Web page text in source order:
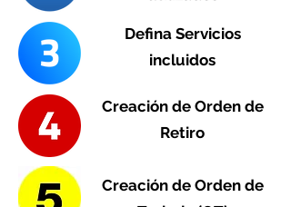
Defina Servicios
incluidos
Creación de Orden de
Retiro
Creación de Orden de